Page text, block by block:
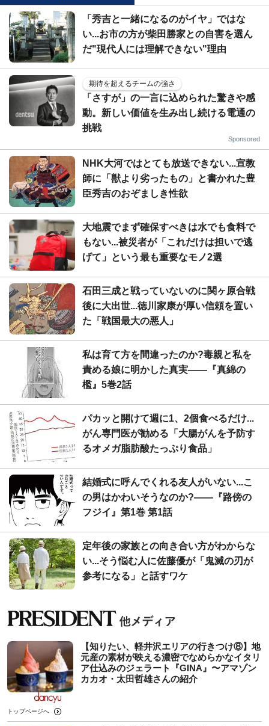
「秀吉と一緒になるのがイヤ」ではな
い...お市の方が柴田勝家との自害を選ん
だ"現代人には理解できない"理由
期待を超えるチームの強さ
「さすが」の一言に込められた驚きや感
動。新しい価値を生み出し続ける電通の
挑戦
Sponsored
NHK大河ではとても放送できない...宣教
師に「獣より劣ったもの」と書かれた豊
臣秀吉のおぞましき性欲
大地震でまず確保すべきは水でも食料で
もない...被災者が「これだけは担いで逃
げて」という最も重要なモノ2選
石田三成と戦っていないのに関ヶ原合戦
後に大出世...徳川家康が厚い信頼を置い
た「戦国最大の悪人」
私は育て方を間違ったのか?毒親と私を
責める娘に明かした真実――『真綿の
檻』5巻2話
パカッと開けて週に1、2個食べるだけ...
がん専門医が勧める「大腸がんを予防す
るオメガ脂肪酸たっぷり食品」
結婚式に呼んでくれる友人がいない...こ
の男はかわいそうなのか?――『路傍の
フジイ』第1巻 第1話
定年後の家族との向き合い方がわからな
い...そう悩む人に佐藤優が「鬼滅の刃が
参考になる」と話すワケ
【知りたい、軽井沢エリアの行きつけ⑧】地
元産の素材が映える濃密でなめらかなイタリ
ア仕込みのジェラート『GINA』〜アマゾン
カカオ・太田哲雄さんの紹介
トップページへ